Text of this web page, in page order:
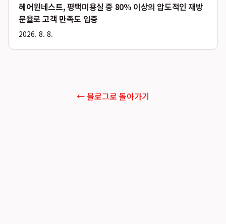
헤어원네스트, 평택미용실 중 80% 이상의 압도적인 재방
문율로 고객 만족도 입증
2026. 8. 8.
← 블로그로 돌아가기